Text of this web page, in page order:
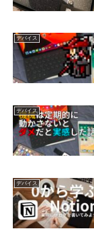
デバイス
デバイス
デバイス